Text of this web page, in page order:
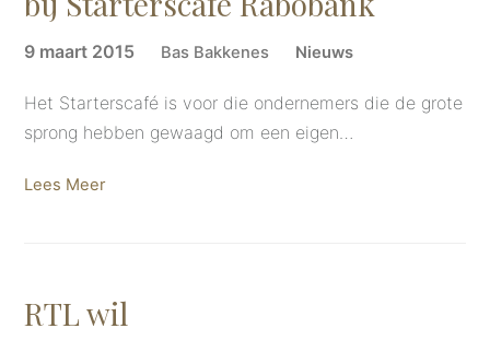
9 maart 2015 Bas Bakkenes Nieuws
Het Starterscafé is voor die ondernemers die de grote
sprong hebben gewaagd om een eigen…
Lees Meer
RTL wil